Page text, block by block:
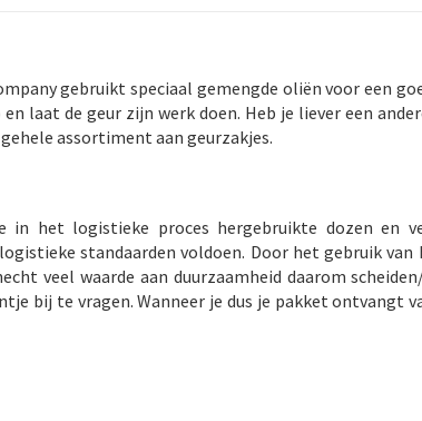
gebruikt speciaal gemengde oliën voor een
laat de geur zijn werk doen. Heb je liever een
assortiment aan geurzakjes.
het logistieke proces hergebruikte dozen en
standaarden voldoen. Door het gebruik
veel waarde aan duurzaamheid daarom
bij te vragen. Wanneer je dus je pakket ontvangt